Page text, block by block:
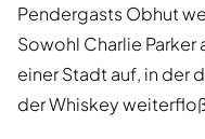
Pendergasts Obhut
Sowohl Charlie Parker
einer Stadt auf, in der
der Whiskey